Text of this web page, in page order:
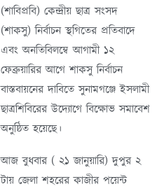
(শাবিপ্রবি) কেন্দ্রীয় ছাত্র সংসদ
(শাকসু) নির্বাচন স্থগিতের প্রতিবাদে
এবং অনতিবিলম্বে আগামী ১২
ফেব্রুয়ারির আগে শাকসু নির্বাচন
বাস্তবায়নের দাবিতে সুনামগঞ্জে ইসলামী
ছাত্রশিবিরের উদ্যোগে বিক্ষোভ সমাবেশ
অনুষ্ঠিত হয়েছে।
আজ বুধবার ( ২১ জানুয়ারি) দুপুর ২
টায় জেলা শহরের কাজীর পয়েন্ট